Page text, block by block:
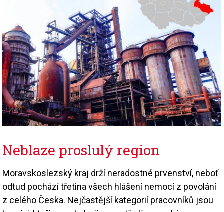
Neblaze proslulý region
Moravskoslezský kraj drží neradostné prvenství, neboť
odtud pochází třetina všech hlášení nemocí z povolání
z celého Česka. Nejčastější kategorií pracovníků jsou